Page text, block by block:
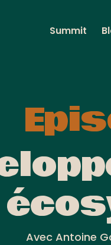
Summit
Avec Antoine